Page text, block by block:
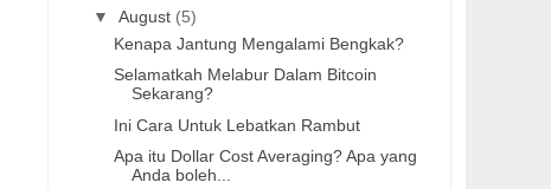
▼ August (5)
Kenapa Jantung Mengalami Bengkak?
Selamatkah Melabur Dalam Bitcoin
Sekarang?
Ini Cara Untuk Lebatkan Rambut
Apa itu Dollar Cost Averaging? Apa yang
Anda boleh...